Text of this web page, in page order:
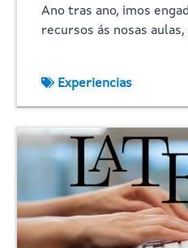
Ano tras ano, imos
recursos ás nosas
Experiencias